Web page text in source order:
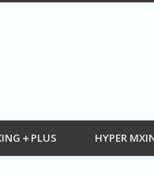
＋PLUS HYPER